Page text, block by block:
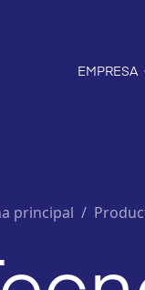
EMPRESA
principal /